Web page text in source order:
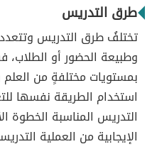
طرق التدريس
تختلفُ طرق التدريس
وطبيعة الحضور أو الطلاب،
بمستويات مختلفةٍ من
استخدام الطريقة نفسها
التدريس المناسبة الخطوة
الإيجابية من العملية